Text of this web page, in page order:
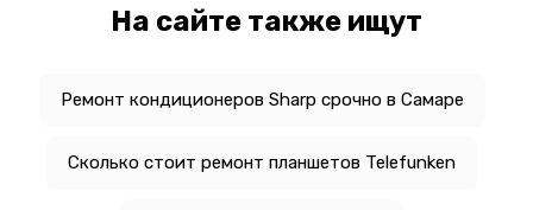
На сайте также ищут
Ремонт кондиционеров Sharp срочно в Самаре
Сколько стоит ремонт планшетов Telefunken